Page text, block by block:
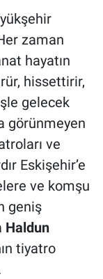
zaman
hayatın
hissettirir,
gelecek
görünmeyen
ve
Eskişehir’e
ve komşu
geniş
Haldun
tiyatro